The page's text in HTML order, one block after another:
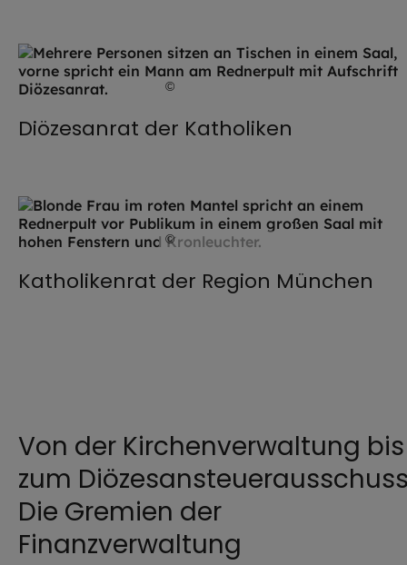
©
Diözesanrat der Katholiken
© Robert Kiderle / EOM
Katholikenrat der Region München
Von der Kirchenverwaltung bis
zum
Die Gremien der
Finanzverwaltung